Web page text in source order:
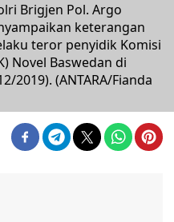
Brigjen Pol. Argo
keterangan
teror penyidik Komisi
Novel Baswedan di
2019). (ANTARA/Fianda